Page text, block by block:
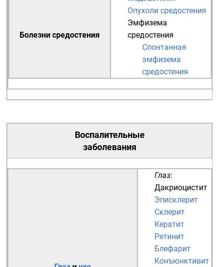
Болезни средостения
Опухоли средостения
Эмфизема
средостения
Спонтанная
эмфизема
средостения
Воспалительные
заболевания
Глаз:
Дакриоцистит
Эписклерит
Склерит
Кератит
Ретинит
Блефарит
Конъюнктивит